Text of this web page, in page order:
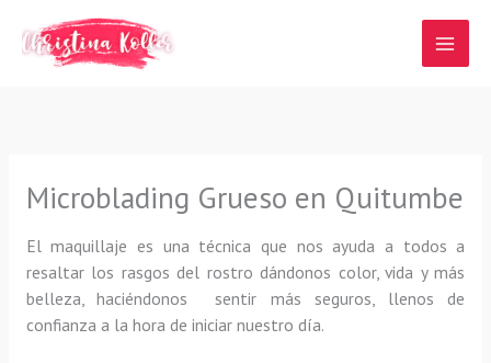
contenido
Microblading Grueso en Quitumbe
El maquillaje es una técnica que nos ayuda a todos a
resaltar los rasgos del rostro dándonos color, vida y más
belleza, haciéndonos sentir más seguros, llenos de
confianza a la hora de iniciar nuestro día.